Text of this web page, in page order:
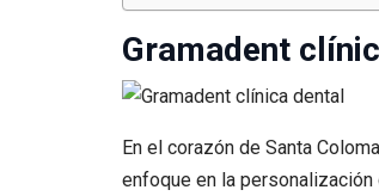
Gramadent
En el corazón de Santa
enfoque en la